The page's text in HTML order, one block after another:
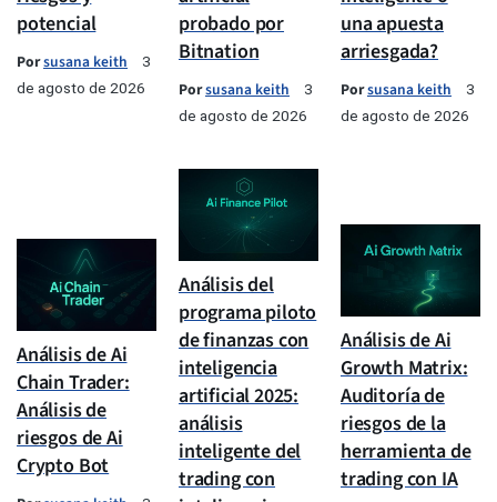
potencial
Porsusana keith
3
de agosto de 2026
probado por
Bitnation
Porsusana keith
3
de agosto de 2026
una apuesta
arriesgada?
Porsusana keith
3
de agosto de 2026
Análisis de Ai
Chain Trader:
Análisis de
riesgos de Ai
Crypto Bot
Análisis del
programa piloto
de finanzas con
inteligencia
artificial 2025:
análisis
inteligente del
trading con
Análisis de Ai
Growth Matrix:
Auditoría de
riesgos de la
herramienta de
trading con IA